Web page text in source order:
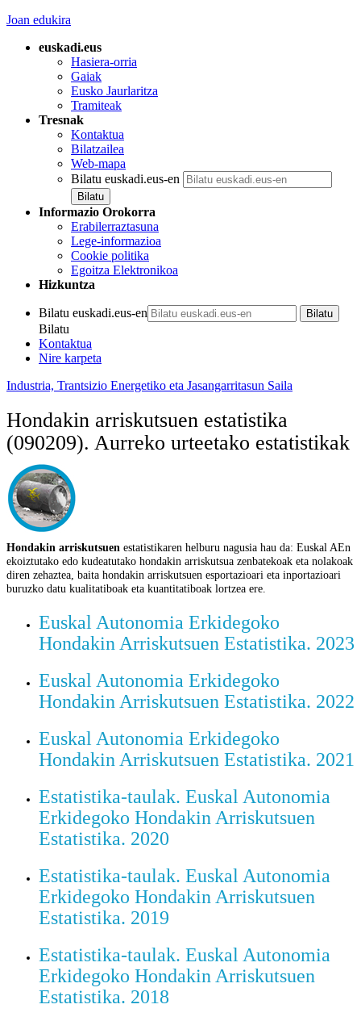
Joan edukira
euskadi.eus
Hasiera-orria
Gaiak
Eusko Jaurlaritza
Tramiteak
Tresnak
Kontaktua
Bilatzailea
Web-mapa
Bilatu euskadi.eus-en
Informazio Orokorra
Erabilerraztasuna
Lege-informazioa
Cookie politika
Egoitza Elektronikoa
Hizkuntza
Bilatu euskadi.eus-en
Bilatu
Kontaktua
Nire karpeta
Industria, Trantsizio Energetiko eta Jasangarritasun Saila
Hondakin arriskutsuen estatistika
(090209). Aurreko urteetako estatistikak
Hondakin arriskutsuen estatistikaren helburu nagusia hau da: Euskal AEn
ekoiztutako edo kudeatutako hondakin arriskutsua zenbatekoak eta nolakoak
diren zehaztea, baita hondakin arriskutsuen esportazioari eta inportazioari
buruzko datu kualitatiboak eta kuantitatiboak lortzea ere.
Euskal Autonomia Erkidegoko
Hondakin Arriskutsuen Estatistika. 2023
Euskal Autonomia Erkidegoko
Hondakin Arriskutsuen Estatistika. 2022
Euskal Autonomia Erkidegoko
Hondakin Arriskutsuen Estatistika. 2021
Estatistika-taulak. Euskal Autonomia
Erkidegoko Hondakin Arriskutsuen
Estatistika. 2020
Estatistika-taulak. Euskal Autonomia
Erkidegoko Hondakin Arriskutsuen
Estatistika. 2019
Estatistika-taulak. Euskal Autonomia
Erkidegoko Hondakin Arriskutsuen
Estatistika. 2018